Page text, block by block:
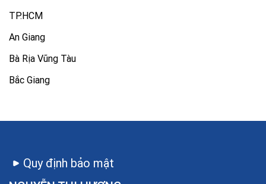
TP.HCM
An Giang
Bà Rịa Vũng Tàu
Bắc Giang
Quy định bảo mật